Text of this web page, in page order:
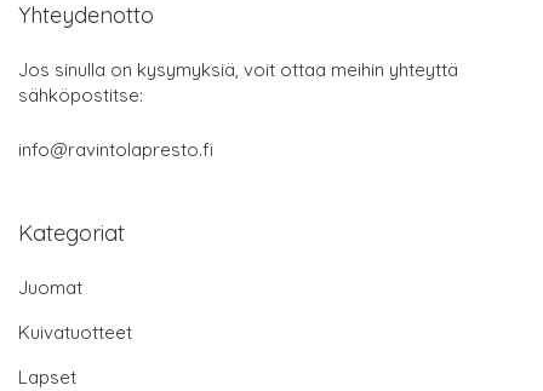
Yhteydenotto
Jos sinulla on kysymyksiä, voit ottaa meihin yhteyttä
sähköpostitse:
info@ravintolapresto.fi
Kategoriat
Juomat
Kuivatuotteet
Lapset